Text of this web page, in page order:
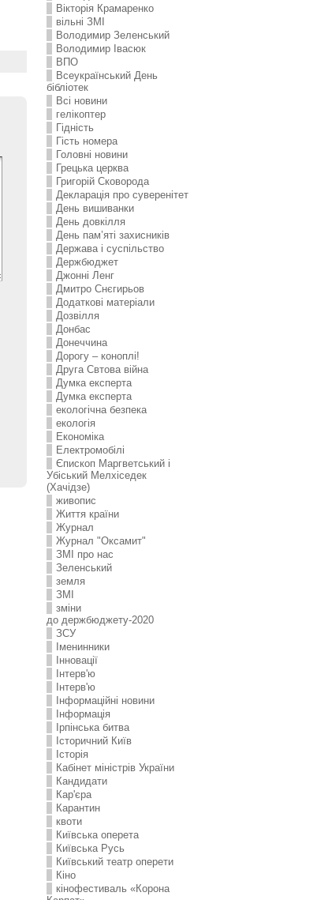
Вікторія Крамаренко
вільні ЗМІ
Володимир Зеленський
Володимир Івасюк
ВПО
Всеукраїнський День
бібліотек
Всі новини
гелікоптер
Гідність
Гість номера
Головні новини
Грецька церква
Григорій Сковорода
Декларація про суверенітет
День вишиванки
День довкілля
День пам’яті захисників
Держава і суспільство
Держбюджет
Джонні Ленг
Дмитро Снєгирьов
Додаткові матеріали
Дозвілля
Донбас
Донеччина
Дорогу – коноплі!
Друга Свтова війна
Думка експерта
Думка експерта
екологічна безпека
екологія
Економіка
Електромобілі
Єпископ Маргветський і
Убіський Мелхіседек
(Хачідзе)
живопис
Життя країни
Журнал
Журнал "Оксамит"
ЗMI про нас
Зеленський
земля
ЗМІ
зміни
до держбюджету-2020
ЗСУ
Іменинники
Інновації
Інтерв'ю
Інтерв'ю
Інформаційні новини
Інформація
Ірпінська битва
Історичний Київ
Історія
Кабінет міністрів України
Кандидати
Кар'єра
Карантин
квоти
Київська оперета
Київська Русь
Київський театр оперети
Кіно
кінофестиваль «Корона